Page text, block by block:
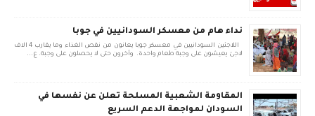
نداء هام من معسكر السودانيين في جوبا
اللاجئين السودانيين في معسكر جوبا يعانون من نقص الغذاء وما يقارب 4 الاف
لاجئ يعيشون على وجبة طعام واحدة. وأخرون حتى لا يحصلون على وجبة. ع...
المقاومة الشعبية المسلحة تعلن عن نفسها في
السودان لمواجهة الدعم السريع